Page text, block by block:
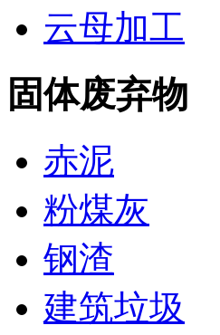
云母加工
固体废弃物
赤泥
粉煤灰
钢渣
建筑垃圾